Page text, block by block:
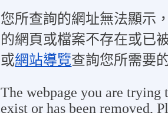
您所查詢的網址無法顯示
的網頁或檔案不存在或已
或網站導覽查詢您所需要
The webpage you are trying
exist or has been removed,